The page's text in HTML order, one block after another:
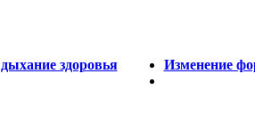
здоровья Изменение